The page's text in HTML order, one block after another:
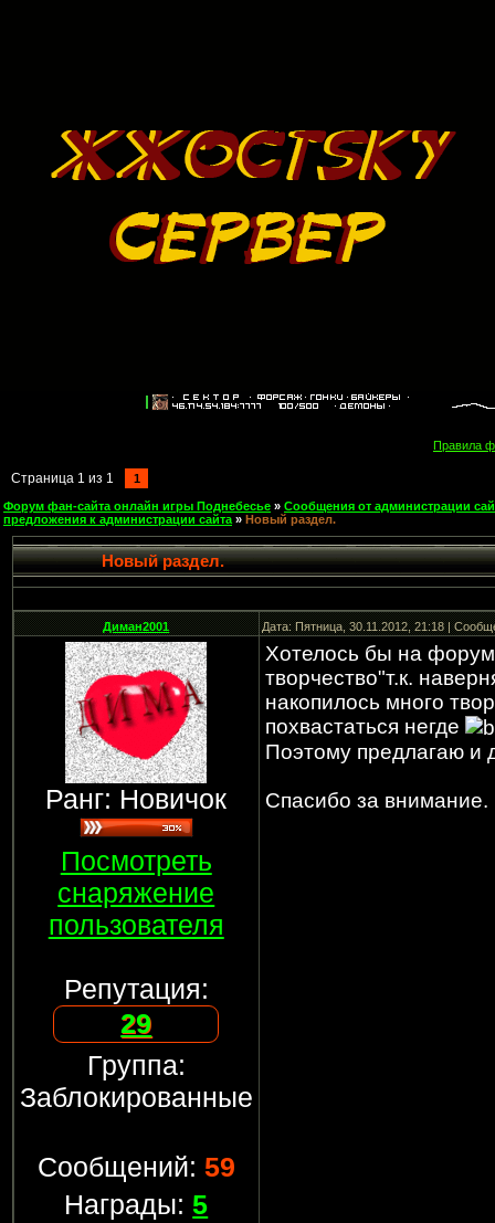
Правила
Страница 1 из 1 1
Форум фан-сайта онлайн игры Поднебесье » Сообщения от администрации
предложения к администрации сайта » Новый раздел.
Новый раздел.
Диман2001 Дата: Пятница, 30.11.2012, 21:18 |
Ранг: Новичок
Посмотреть
снаряжение
пользователя
Репутация:
29
Группа:
Заблокированные
Сообщений: 59
Награды:5
Хотелось бы на
творчество"т.к.
накопилось много
похвастаться негде
Поэтому предлагаю и
Спасибо за внимание.